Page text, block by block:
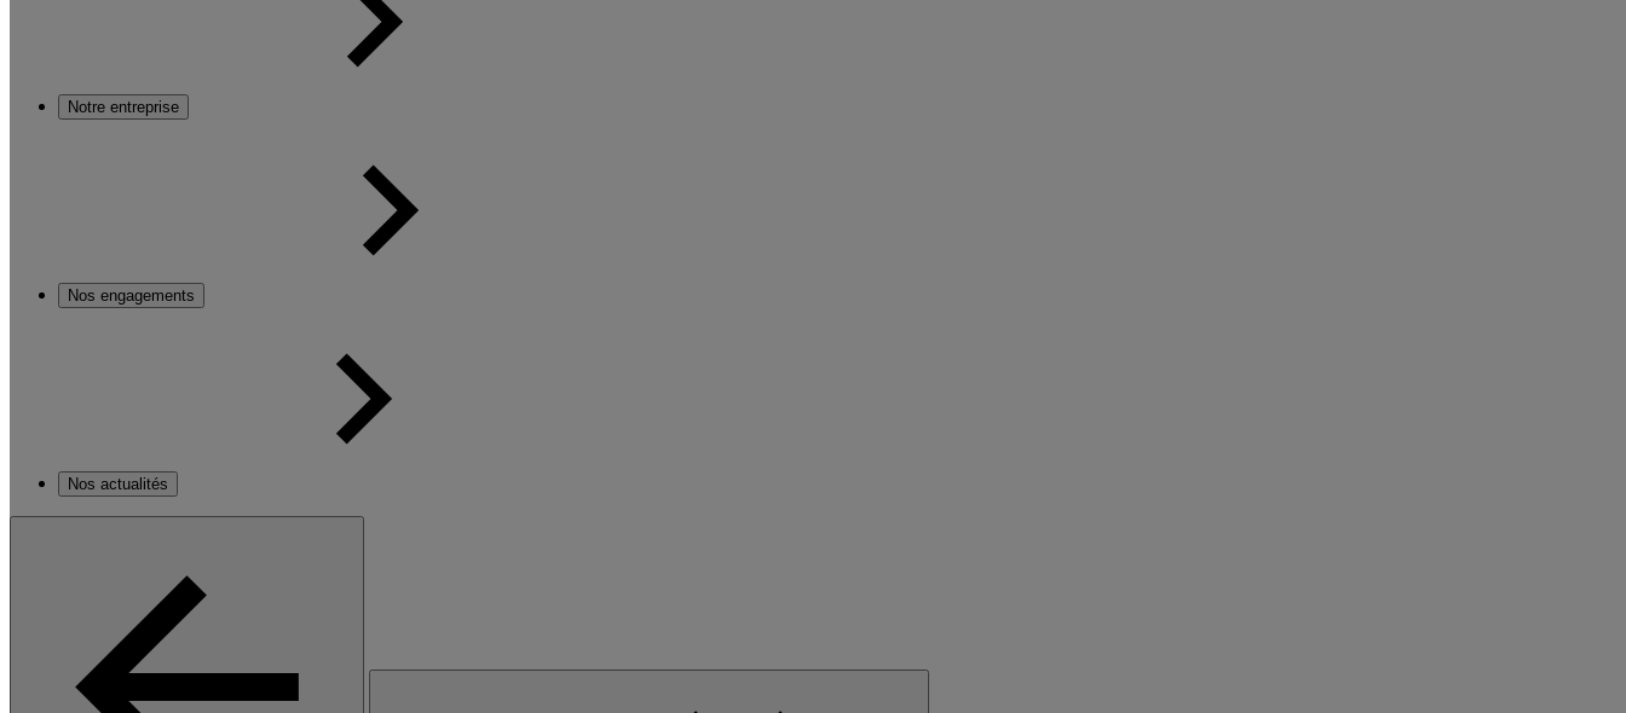
Notre entreprise
Nos engagements
Nos actualités